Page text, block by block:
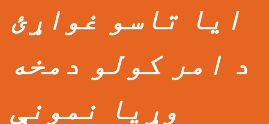
ایا تاسو غواړئ
د امر کولو دمخه
وړیا نمونې